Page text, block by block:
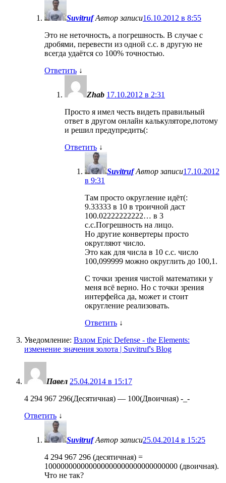
Suvitruf Автор записи16.10.2012 в 8:55
Это не неточность, а погрешность. В случае с
дробями, перевести из одной с.с. в другую не
всегда удаётся со 100% точностью.
Ответить ↓
Zhab 17.10.2012 в 2:31
Просто я имел честь видеть правильный
ответ в другом онлайн калькуляторе,потому
и решил предупредить(:
Ответить ↓
Suvitruf Автор записи17.10.2012
в 9:31
Там просто округление идёт(:
9.33333 в 10 в троичной даст
100.02222222222… в 3
с.с.Погрешность на лицо.
Но другие конвертеры просто
округляют число.
Это как для числа в 10 с.с. число
100,099999 можно округлить до 100,1.
С точки зрения чистой математики у
меня всё верно. Но с точки зрения
интерфейса да, может и стоит
округление реализовать.
Ответить ↓
Уведомление: Взлом Epic Defense - the Elements:
изменение значения золота | Suvitruf's Blog
Павел 25.04.2014 в 15:17
4 294 967 296(Десятичная) — 100(Двоичная) -_-
Ответить ↓
Suvitruf Автор записи25.04.2014 в 15:25
4 294 967 296 (десятичная) =
100000000000000000000000000000000 (двоичная).
Что не так?